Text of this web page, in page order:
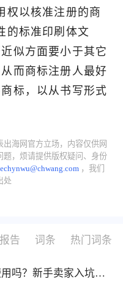
权以核准注册的商
的标准印刷体文
似方面要小于其它
而商标注册人最好
标，以从书写形式
出海网官方立场，内容仅供网
题，烦请提供版权疑问、身份
，我们
处
报告 词条 热门词条
吗？新手卖家入坑